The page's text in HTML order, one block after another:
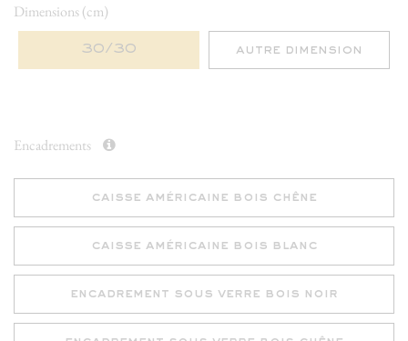
Dimensions (cm)
30/30 autre dimension
Encadrements
caisse américaine bois chêne
caisse américaine bois blanc
encadrement sous verre bois noir